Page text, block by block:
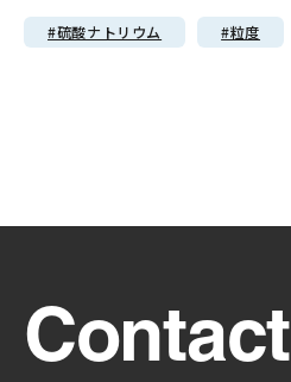
#硫酸ナトリウム #粒度
Contact